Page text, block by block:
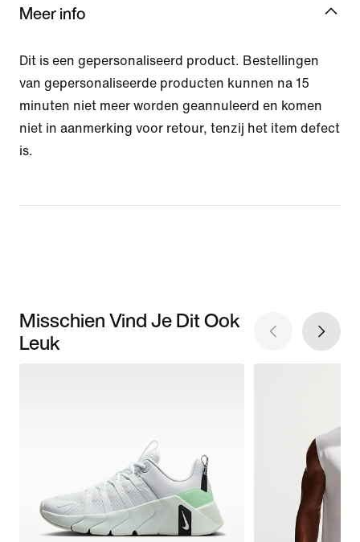
Meer info
Dit is een gepersonaliseerd product. Bestellingen
van gepersonaliseerde producten kunnen na 15
minuten niet meer worden geannuleerd en komen
niet in aanmerking voor retour, tenzij het item defect
is.
Misschien Vind Je Dit Ook
Leuk